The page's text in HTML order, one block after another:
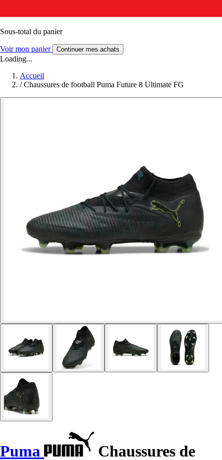
Sous-total du panier
Voir mon panier Continuer mes achats
Loading...
Accueil
/ Chaussures de football Puma Future 8 Ultimate FG
Puma Chaussures de